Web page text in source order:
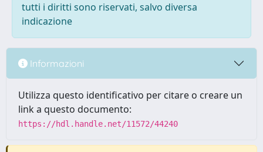
tutti i diritti sono riservati, salvo diversa
indicazione
Informazioni
Utilizza questo identificativo per citare o creare un
link a questo documento:
https://hdl.handle.net/11572/44240